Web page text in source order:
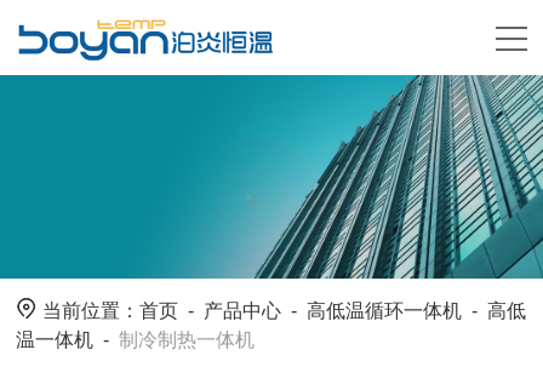
当前位置：首页 - 产品中心 -高低温循环一体机 -高低
温一体机 -制冷制热一体机